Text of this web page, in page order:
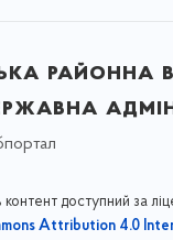
районна в
контент доступний за
Attribution 4.0